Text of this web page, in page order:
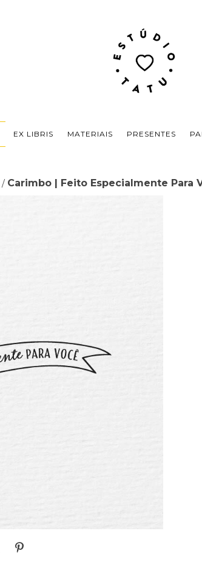
EX LIBRIS MATERIAIS PRESENTES
/ Carimbo | Feito Especialmente Para